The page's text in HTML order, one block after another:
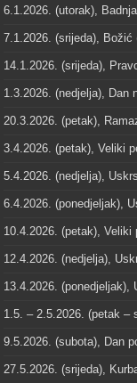
6.1.2026. (utorak),
7.1.2026. (srijeda), Božić
14.1.2026. (srijeda),
1.3.2026. (nedjelja), Dan
20.3.2026. (petak),
3.4.2026. (petak), Veliki
5.4.2026. (nedjelja),
6.4.2026. (ponedjeljak),
10.4.2026. (petak), Veliki
12.4.2026. (nedjelja),
13.4.2026. (ponedjeljak),
1.5. – 2.5.2026. (petak –
9.5.2026. (subota), Dan
27.5.2026. (srijeda),